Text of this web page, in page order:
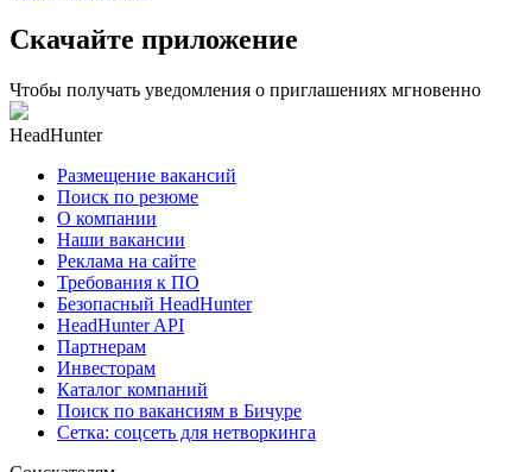
Скачайте приложение
Чтобы получать уведомления о приглашениях мгновенно
HeadHunter
Размещение вакансий
Поиск по резюме
О компании
Наши вакансии
Реклама на сайте
Требования к ПО
Безопасный HeadHunter
HeadHunter API
Партнерам
Инвесторам
Каталог компаний
Поиск по вакансиям в Бичуре
Сетка: соцсеть для нетворкинга